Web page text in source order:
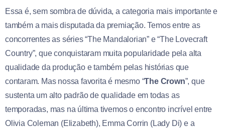
Essa é, sem sombra de dúvida, a categoria mais importante e
também a mais disputada da premiação. Temos entre as
concorrentes as séries “The Mandalorian” e “The Lovecraft
Country”, que conquistaram muita popularidade pela alta
qualidade da produção e também pelas histórias que
contaram. Mas nossa favorita é mesmo “The Crown”, que
sustenta um alto padrão de qualidade em todas as
temporadas, mas na última tivemos o encontro incrível entre
Olivia Coleman (Elizabeth), Emma Corrin (Lady Di) e a